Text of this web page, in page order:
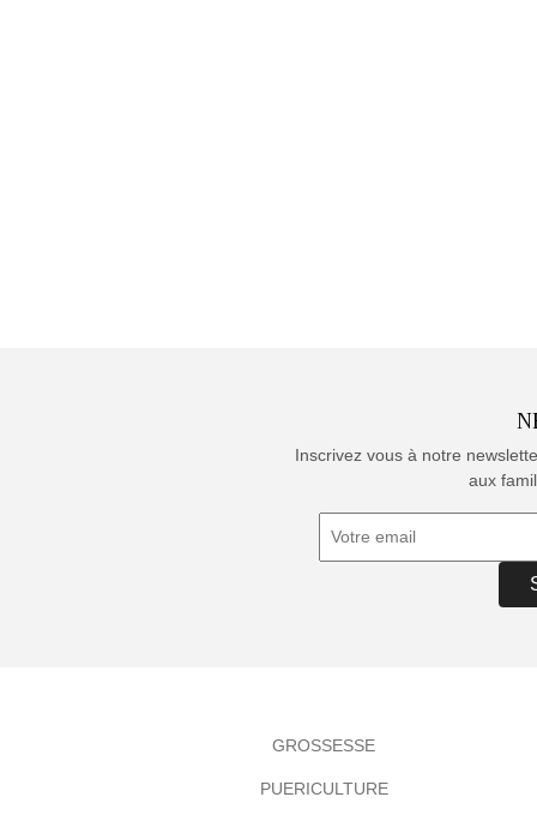
Inscrivez vous à notre
aux
GROSSESSE
PUERICULTURE